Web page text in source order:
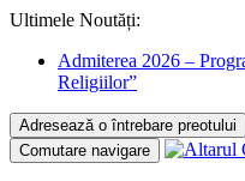
Ultimele Noutăți:
Admiterea 2026 –
Religiilor”
Adresează o întrebare preotului
Comutare navigare